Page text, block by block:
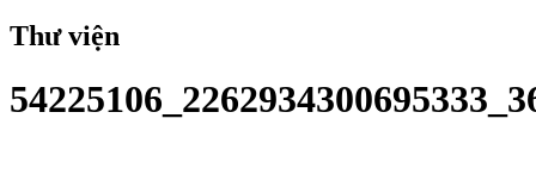
Thư viện